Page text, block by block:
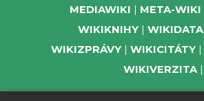
MEDIAWIKI
META-WIKI
WIKIKNIHY
WIKIDATA
WIKIZPRÁVY
WIKICITÁTY
WIKIVERZITA